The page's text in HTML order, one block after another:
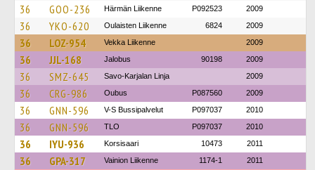
36 GOO-236 Härmän Liikenne P092523 2009
36 YKO-620 Oulaisten Liikenne 6824 2009
36 LOZ-954 Vekka Liikenne 2009
36 JJL-168 Jalobus 90198 2009
36 SMZ-645 Savo-Karjalan Linja 2009
36 CRG-986 Oubus P087560 2009
36 GNN-596 V-S Bussipalvelut P097037 2010
36 GNN-596 TLO P097037 2010
36 IYU-936 Korsisaari 10473 2011
36 GPA-317 Vainion Liikenne 1174-1 2011